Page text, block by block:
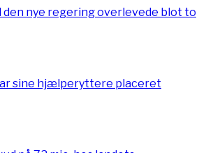
den nye regering overlevede blot to
sine hjælperyttere placeret